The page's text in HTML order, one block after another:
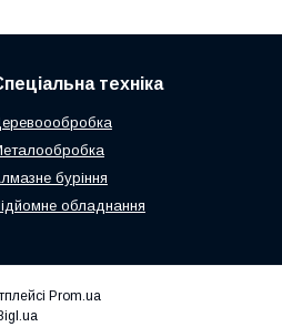
техніка
буріння
обладнання
Prom.ua